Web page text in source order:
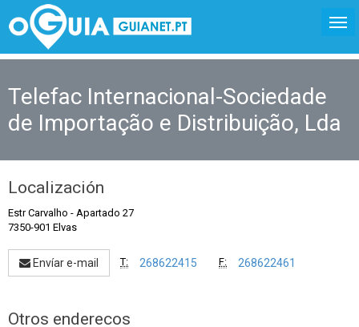
Telefac Internacional-Sociedade
de Importação e Distribuição, Lda
Localización
Estr Carvalho - Apartado 27
7350-901 Elvas
Envíar e-mail T: 268622415 F: 268622461
Otros enderecos